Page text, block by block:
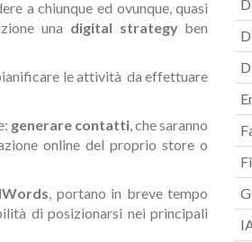
a chiunque ed ovunque, quasi
una digital strategyben
le attività da effettuare
generare contatti, che saranno
online del proprio store o
, portano in breve tempo
di posizionarsi nei principali